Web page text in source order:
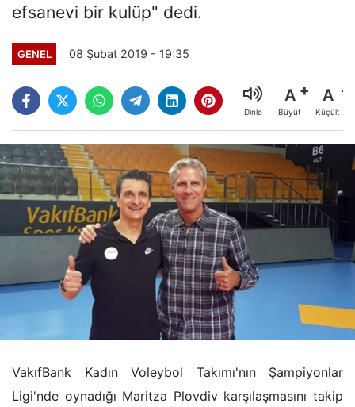
efsanevi bir kulüp" dedi.
GENEL 08 Şubat 2019 - 19:35
Dinle
A
Büyüt
A
Küçült
VakıfBank Kadın Voleybol Takımı'nın Şampiyonlar
Ligi'nde oynadığı Maritza Plovdiv karşılaşmasını takip